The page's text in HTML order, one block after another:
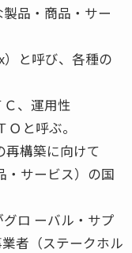
品・商品・サー
と呼び、各種の
、運用性
と呼ぶ。
再構築に向けて
・サービス）の国
ロ ーバル・サプ
者（ステークホル